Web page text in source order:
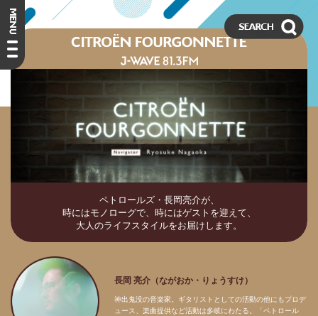
ペトロールズ・長岡亮介が、
時にはモノローグで、時にはゲストを迎えて、
大人のライフスタイルをお届けします。
長岡 亮介（ながおか・りょうすけ）
神出鬼没の音楽家。ギタリストとしての活動の他にもプロデ
ュース、楽曲提供など活動は多岐にわたる。「ペトロール